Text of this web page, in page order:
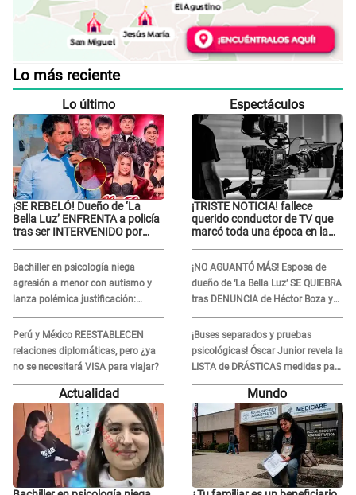
Lo más reciente
Lo último
¡SE REBELÓ! Dueño de ‘La
Bella Luz’ ENFRENTA a policía
tras ser INTERVENIDO por
Bachiller en psicología niega
agresión a menor con autismo y
lanza polémica justificación:
"Defenderme ante..."
Perú y México REESTABLECEN
relaciones diplomáticas, pero ¿ya
no se necesitará VISA para viajar?
Espectáculos
¡TRISTE NOTICIA! fallece
querido conductor de TV que
marcó toda una época en la
¡NO AGUANTÓ MÁS! Esposa de
dueño de ‘La Bella Luz’ SE QUIEBRA
tras DENUNCIA de Héctor Boza y
ARREMETE contra Claudia Salazar
¡Buses separados y pruebas
psicológicas! Óscar Junior revela la
LISTA de DRÁSTICAS medidas para
prevenir acoso en 'La Bella Luz' tras
caso Naldy Saldaña
Actualidad Mundo